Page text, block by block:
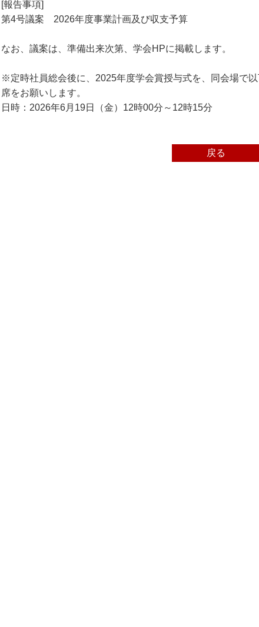
[報告事項]
第4号議案 2026年度事業計画及び収支予算
なお、議案は、準備出来次第、学会HPに掲載します。
※定時社員総会後に、2025年度学会賞授与式を、同会場で
席をお願いします。
日時：2026年6月19日（金）12時00分～12時15分
戻る